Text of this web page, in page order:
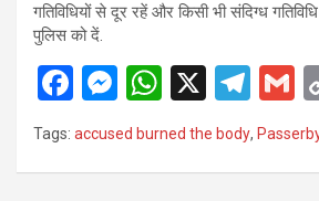
गतिविधियों से दूर रहें और किसी भी संदिग्ध
पुलिस को दें.
F
ce
M
es
se
W
at
X
T
el
e
G
m
Tags: accused burned the body,